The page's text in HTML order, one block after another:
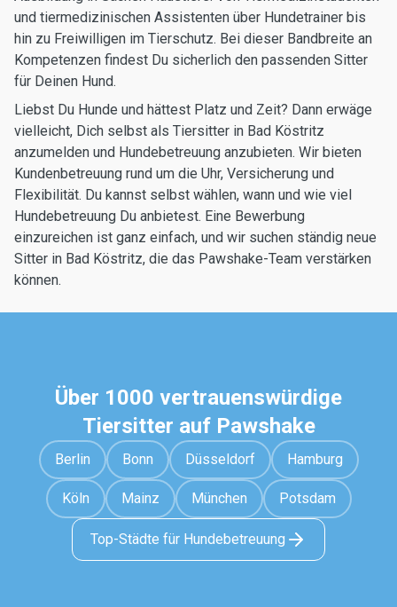
und tiermedizinischen Assistenten über Hundetrainer bis
hin zu Freiwilligen im Tierschutz. Bei dieser Bandbreite an
Kompetenzen findest Du sicherlich den passenden Sitter
für Deinen Hund.
Liebst Du Hunde und hättest Platz und Zeit? Dann erwäge
vielleicht, Dich selbst als Tiersitter in Bad Köstritz
anzumelden und Hundebetreuung anzubieten. Wir bieten
Kundenbetreuung rund um die Uhr, Versicherung und
Flexibilität. Du kannst selbst wählen, wann und wie viel
Hundebetreuung Du anbietest. Eine Bewerbung
einzureichen ist ganz einfach, und wir suchen ständig neue
Sitter in Bad Köstritz, die das Pawshake-Team verstärken
können.
Über 1000 vertrauenswürdige
Tiersitter auf Pawshake
Berlin Bonn Düsseldorf Hamburg
Köln Mainz München Potsdam
Top-Städte für Hundebetreuung